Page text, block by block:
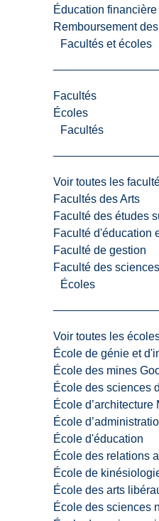
Éducation financière
Remboursement
Facultés et écoles
Facultés
Écoles
Facultés
Voir toutes les
Facultés des Arts
Faculté des études
Faculté d'éducation
Faculté de gestion
Faculté des
Écoles
Voir toutes les
École de génie et
École des mines
École des sciences
École d’architecture
École
École d'éducation
École des relations
École de
École des arts
École des sciences